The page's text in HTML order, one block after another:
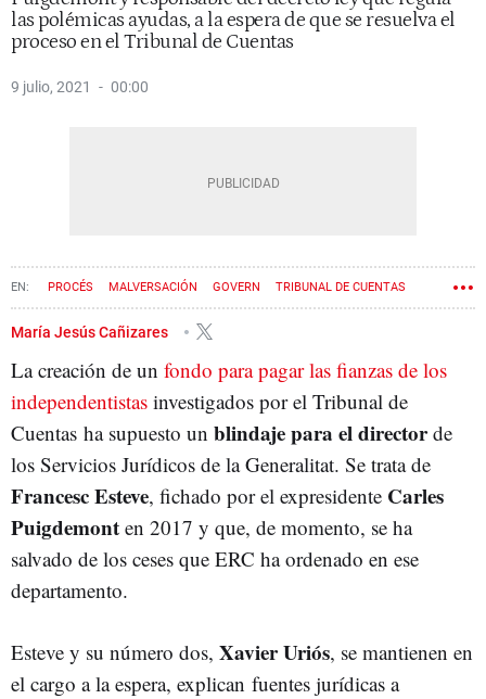
las polémicas ayudas, a la espera de que se resuelva el
proceso en el Tribunal de Cuentas
9 julio, 2021 00:00
PROCÉS MALVERSACIÓN GOVERN TRIBUNAL DE CUENTAS
María Jesús Cañizares
La creación de un fondo para pagar las fianzas de los
independentistas investigados por el Tribunal de
Cuentas ha supuesto un blindaje para el directorde
los Servicios Jurídicos de la Generalitat. Se trata de
Francesc Esteve, fichado por el expresidente Carles
Puigdemont en 2017 y que, de momento, se ha
salvado de los ceses que ERC ha ordenado en ese
departamento.
Esteve y su número dos, Xavier Uriós, se mantienen en
el cargo a la espera, explican fuentes jurídicas a